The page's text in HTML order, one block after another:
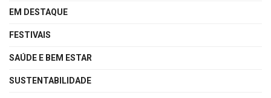
EM DESTAQUE
FESTIVAIS
SAÚDE E BEM ESTAR
SUSTENTABILIDADE